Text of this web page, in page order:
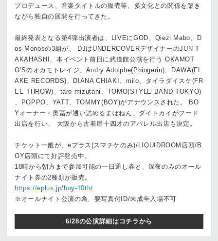
プロデュース、音楽タイトルの販売等、多文化との関係を築き
ながら独自の展開を行ってきた。
最終発表となる第4弾出演者は、LIVEにGOD、Qiezi Mabo、D
os Monosの3組が、 DJはUNDERCOVERデザイナーのJUN T
AKAHASHI、本イベント前日に武道館公演を行う OKAMOT
O’Sのオカモトレイジ、Andry Adolphe(Phingerin)、DAWA(FL
AKE RECORDS)、DIANA CHIAKI、milo、タイラダイスケ(FR
EE THROW)、taro mizutani、TOMO(STYLE BAND TOKYO)
、POPPO、YATT、TOMMY(BOY)がアナウンスされた。 BO
Yオーナー・奥冨が通い詰めるまぼねん、ダイトカイがフード
出店を行い、 大阪から古着屋十四才のアパレル出店も決定。
チケット一般が、eプラス(スマチケのみ)/LIQUIDROOM店頭/B
OY店頭にて好評発売中。
18時から朝方まで参加可能の一日通し券と、深夜のみのオール
ナイト券の2種類が販売。
https://eplus.jp/boy-10th/
※オールナイト公演の為、要写真付ID/未成年入場不可
6/28の公演詳細はコチラから